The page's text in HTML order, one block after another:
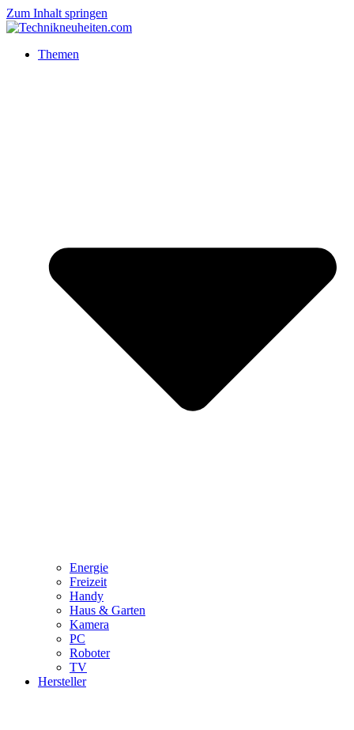
Zum Inhalt springen
Themen
Energie
Freizeit
Handy
Haus & Garten
Kamera
PC
Roboter
TV
Hersteller